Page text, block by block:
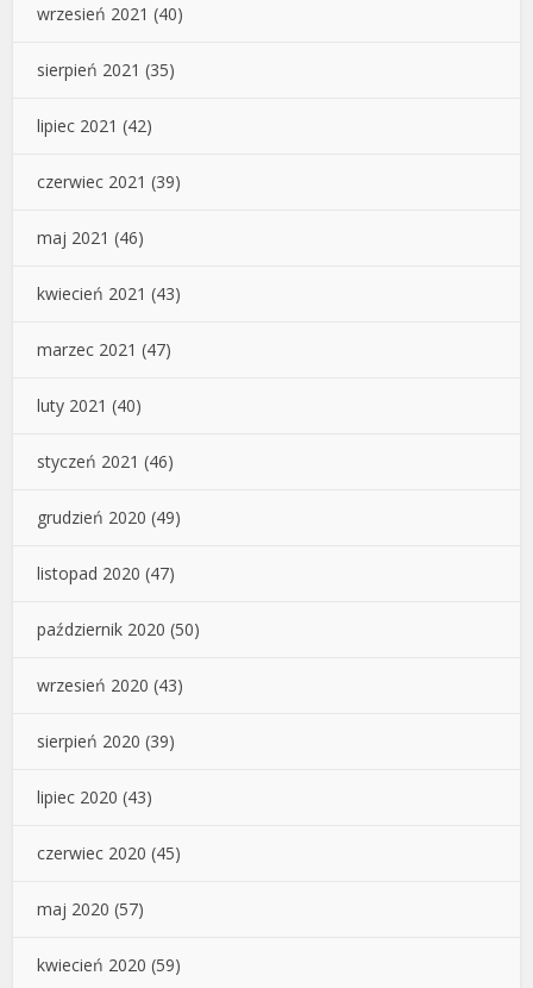
wrzesień 2021 (40)
sierpień 2021 (35)
lipiec 2021 (42)
czerwiec 2021 (39)
maj 2021 (46)
kwiecień 2021 (43)
marzec 2021 (47)
luty 2021 (40)
styczeń 2021 (46)
grudzień 2020 (49)
listopad 2020 (47)
październik 2020 (50)
wrzesień 2020 (43)
sierpień 2020 (39)
lipiec 2020 (43)
czerwiec 2020 (45)
maj 2020 (57)
kwiecień 2020 (59)